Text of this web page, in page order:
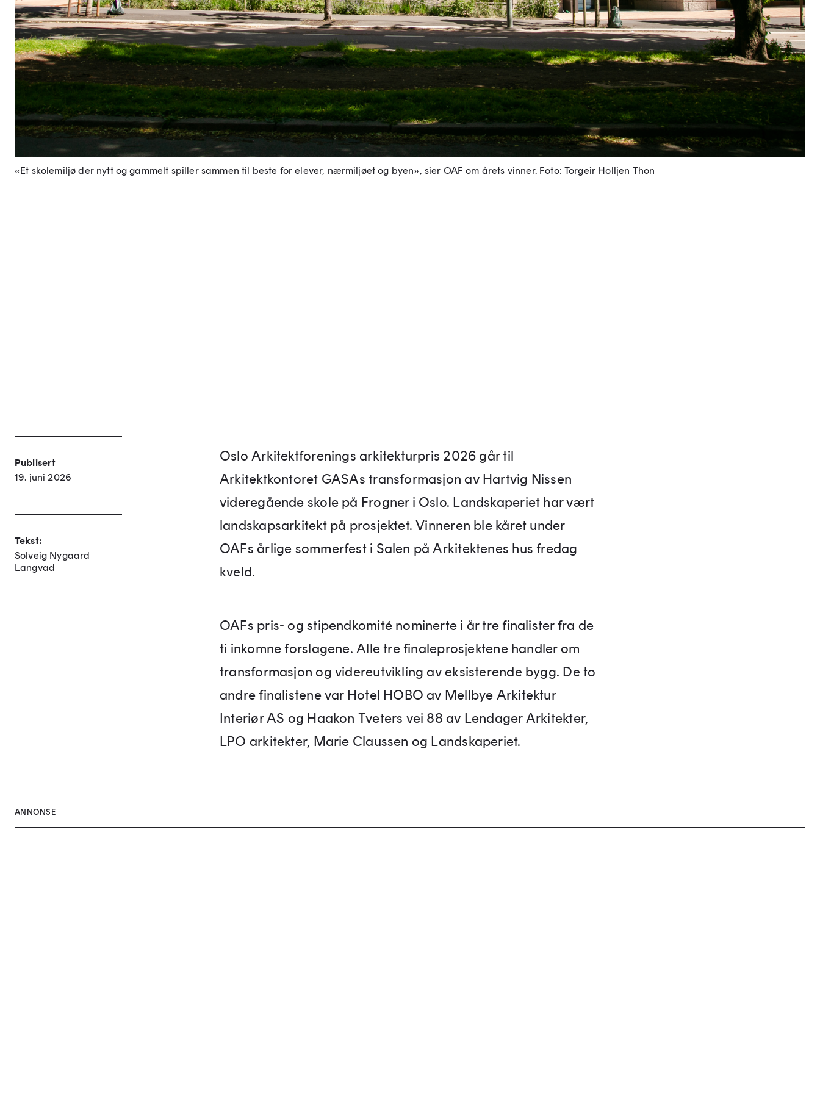
«Et skolemiljø der nytt og gammelt spiller sammen til beste for elever, nærmiljøet og byen», sier OAF om årets vinner.Foto: Torgeir Holljen Thon
Publisert
19. juni 2026
Tekst:
Solveig Nygaard
Langvad
Oslo Arkitektforenings arkitekturpris 2026 går til
Arkitektkontoret GASAs transformasjon av Hartvig Nissen
videregående skole på Frogner i Oslo. Landskaperiet har vært
landskapsarkitekt på prosjektet. Vinneren ble kåret under
OAFs årlige sommerfest i Salen på Arkitektenes hus fredag
kveld.
OAFs pris- og stipendkomité nominerte i år tre finalister fra de
ti inkomne forslagene. Alle tre finaleprosjektene handler om
transformasjon og videreutvikling av eksisterende bygg. De to
andre finalistene var Hotel HOBO av Mellbye Arkitektur
Interiør AS og Haakon Tveters vei 88 av Lendager Arkitekter,
LPO arkitekter, Marie Claussen og Landskaperiet.
ANNONSE